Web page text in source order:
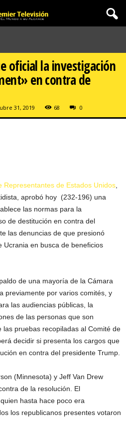
oficial la investigación
en contra de
31, 2019 68 0
Representantes de Estados Unidos
aprobó hoy (232-196) una
las normas para la
de destitución en contra del
las denuncias de que presionó
Ucrania en busca de beneficios
de una mayoría de la Cámara
previamente por varios comités, y
las audiencias públicas, la
de las personas que son
pruebas recopiladas al Comité de
decidir si presenta los cargos que
en contra del presidente Trump.
(Minnesota) y Jeff Van Drew
de la resolución. El
hasta hace poco era
los republicanos presentes votaron